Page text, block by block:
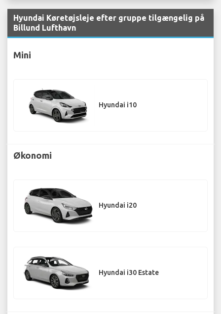
Hyundai Køretøjsleje efter gruppe tilgængelig på
Billund Lufthavn
Mini
Hyundai i10
Økonomi
Hyundai i20
Hyundai i30 Estate